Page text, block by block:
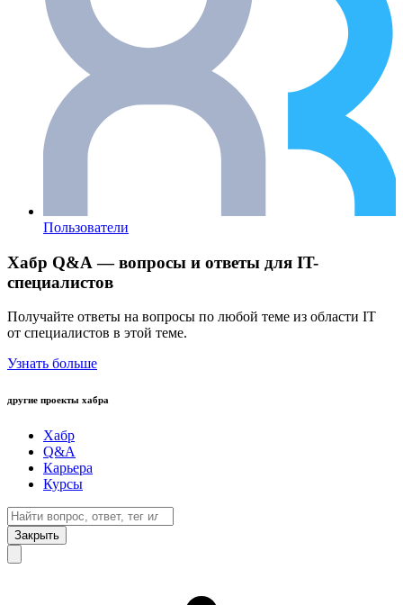
Пользователи
Хабр Q&A — вопросы и ответы для IT-
специалистов
Получайте ответы на вопросы по любой теме из области IT
от специалистов в этой теме.
Узнать больше
другие проекты хабра
Хабр
Q&A
Карьера
Курсы
Закрыть